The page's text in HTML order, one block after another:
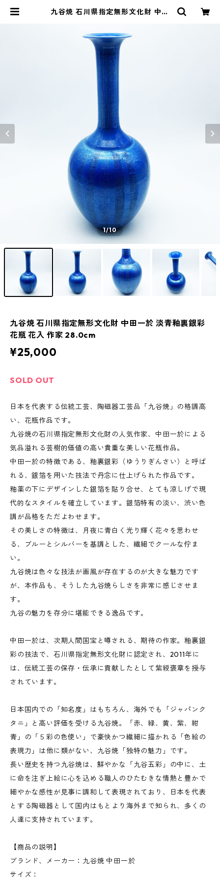
九谷焼 石川県指定無形文化財 中田
1/10
九谷焼 石川県指定無形文化財 中田一於 淡青釉裏銀彩
花瓶 花入 作家 28.0cm
¥25,000
SOLD OUT
日本を代表する伝統工芸、陶磁器工芸品「九谷焼」の格調高
い、花瓶作品です。
九谷焼の石川県指定無形文化財の人気作家、中田一於による
気品溢れる芸樹的価値の高い貴重な美しい花瓶作品。
中田一於の特徴である、釉裏銀彩（ゆうりぎんさい）と呼ば
れる、銀箔を用いた技法で丹念に仕上げられた作品です。
釉薬の下にデザインした銀箔を貼り合せ、とても涼しげで現
代的なスタイルを確立しています。銀箔特有の淡い、渋い色
調が品格をただよわせます。
その美しさの特徴は、月夜に青白く光り輝く花々を思わせ
る、ブルーとシルバーを基調とした、繊細でクールな佇ま
い。
九谷焼は色々な技法が画風が存在するのが大きな魅力です
が、本作品も、そうした九谷焼らしさを非常に感じさせま
す。
九谷の魅力を存分に堪能できる逸品です。
中田一於は、次期人間国宝と噂される、期待の作家。釉裏銀
彩の技法で、石川県指定無形文化財に認定され、2011年に
は、伝統工芸の保存・伝承に貢献したとして紫綬褒章を授与
されています。
日本国内での「知名度」はもちろん、海外でも「ジャパンク
タニ」と高い評価を受ける九谷焼。「赤、緑、黄、紫、紺
青」の「５彩の色使い」で豪快かつ繊細に描かれる「色絵の
表現力」は他に類がない、九谷焼「独特の魅力」です。
長い歴史を持つ九谷焼は、鮮やかな「九谷五彩」の中に、土
に命を注ぎ上絵に心を込める職人のひたむきな情熱と豊かで
細やかな感性が見事に調和して表現されており、日本を代表
とする陶磁器として国内はもとより海外まで知られ、多くの
人達に支持されています。
【商品の説明】
ブランド、メーカー：九谷焼 中田一於
サイズ：